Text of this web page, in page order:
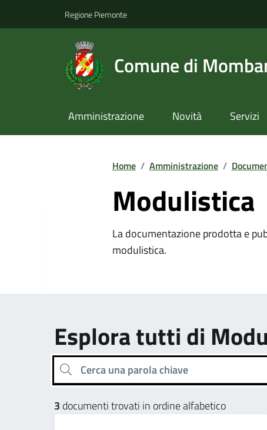
Regione Piemonte
Comune di
Amministrazione Novità Servizi
Home / Amministrazione /
Modulistica
La documentazione prodotta e
modulistica.
Esplora tutti di
Cerca una parola chiave
3 documenti trovati in ordine alfabetico